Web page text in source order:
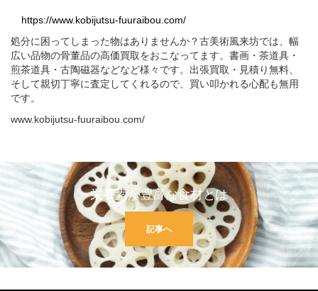
https://www.kobijutsu-fuuraibou.com/
処分に困ってしまった物はありませんか？古美術風来坊では、幅
広い品物の骨董品の高価買取をおこなってます。書画・茶道具・
煎茶道具・古陶磁器などなど様々です。出張買取・見積り無料、
そして親切丁寧に査定してくれるので、買い叩かれる心配も無用
です。
www.kobijutsu-fuuraibou.com/
栄養素が豊富な食材とは
記事へ